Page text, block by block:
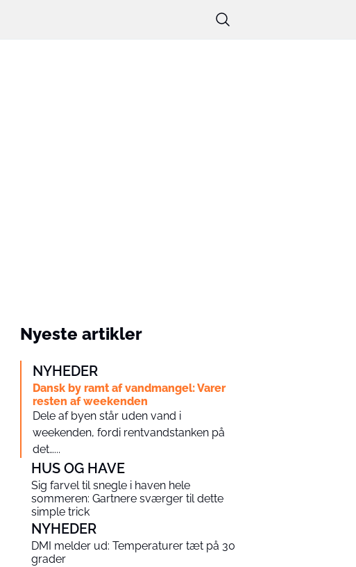
Nyeste artikler
NYHEDER
Dansk by ramt af vandmangel: Varer
resten af weekenden
Dele af byen står uden vand i
weekenden, fordi rentvandstanken på
det…...
HUS OG HAVE
Sig farvel til snegle i haven hele
sommeren: Gartnere sværger til dette
simple trick
NYHEDER
DMI melder ud: Temperaturer tæt på 30
grader